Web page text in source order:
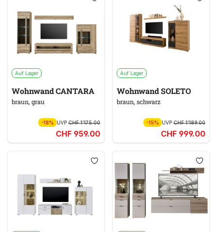
Auf Lager
Wohnwand CANTARA
braun, grau
-18% UVP CHF 1’175.00
CHF 959.00
Auf Lager
Wohnwand SOLETO
braun, schwarz
-15% UVPCHF 1’189.00
CHF 999.00